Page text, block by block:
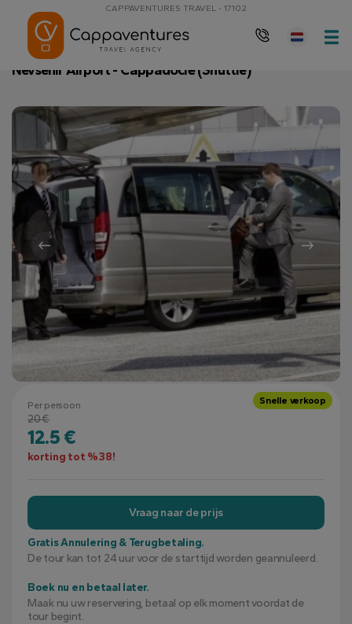
CAPPAVENTURES TRAVEL - 17102
Hoofdpagina
Nevsehir Airport - Cappadocië (Shuttle)
Per persoon
20 €
12.5 €
korting tot %38!
Snelle verkoop
Vraag naar de prijs
Gratis Annulering & Terugbetaling.
De tour kan tot 24 uur voor de starttijd worden geannuleerd.
Boek nu en betaal later.
Maak nu uw reservering, betaal op elk moment voordat de
tour begint.